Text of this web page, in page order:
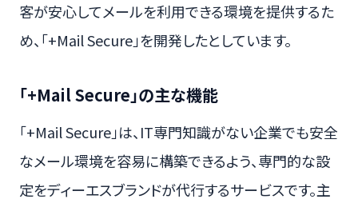
客が安心してメールを利用できる環境を提供するた
め、「+Mail Secure」を開発したとしています。
「+Mail Secure」の主な機能
「+Mail Secure」は、IT専門知識がない企業でも安全
なメール環境を容易に構築できるよう、専門的な設
定をディーエスブランドが代行するサービスです。主